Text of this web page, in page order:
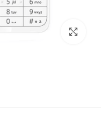
برای بزرگنمایی کلیک کنید